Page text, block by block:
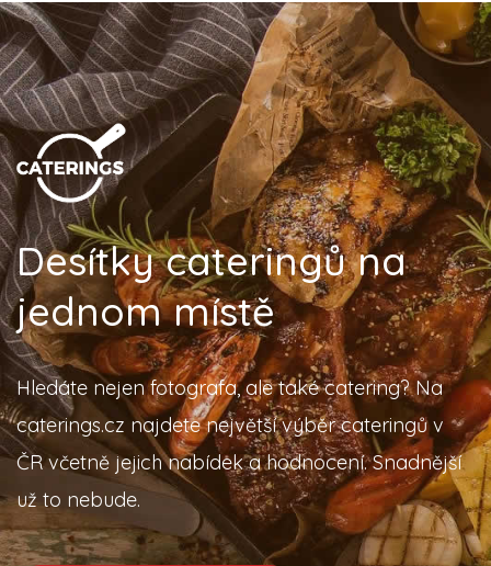
Desítky cateringů na
jednom místě
Hledáte nejen fotografa, ale také catering? Na
caterings.cz najdete největší výběr cateringů v
ČR včetně jejich nabídek a hodnocení. Snadnější
už to nebude.